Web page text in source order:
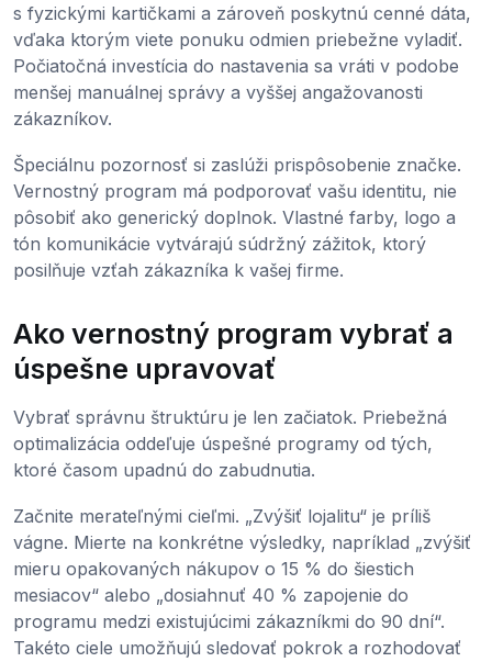
s fyzickými kartičkami a zároveň poskytnú cenné dáta,
vďaka ktorým viete ponuku odmien priebežne vyladiť.
Počiatočná investícia do nastavenia sa vráti v podobe
menšej manuálnej správy a vyššej angažovanosti
zákazníkov.
Špeciálnu pozornosť si zaslúži prispôsobenie značke.
Vernostný program má podporovať vašu identitu, nie
pôsobiť ako generický doplnok. Vlastné farby, logo a
tón komunikácie vytvárajú súdržný zážitok, ktorý
posilňuje vzťah zákazníka k vašej firme.
Ako vernostný program vybrať a
úspešne upravovať
Vybrať správnu štruktúru je len začiatok. Priebežná
optimalizácia oddeľuje úspešné programy od tých,
ktoré časom upadnú do zabudnutia.
Začnite merateľnými cieľmi. „Zvýšiť lojalitu“ je príliš
vágne. Mierte na konkrétne výsledky, napríklad „zvýšiť
mieru opakovaných nákupov o 15 % do šiestich
mesiacov“ alebo „dosiahnuť 40 % zapojenie do
programu medzi existujúcimi zákazníkmi do 90 dní“.
Takéto ciele umožňujú sledovať pokrok a rozhodovať